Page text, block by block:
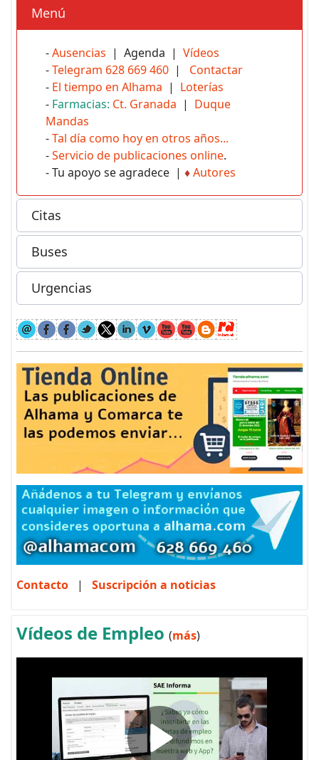
Menú
-Ausencias | Agenda | Vídeos
-Telegram 628 669 460 | Contactar
- El tiempo en Alhama | Loterías
- Farmacias: Ct. Granada | Duque
Mandas
-Tal día como hoy en otros años...
-Servicio de publicaciones online.
- Tu apoyo se agradece | ♦Autores
Citas
Buses
Urgencias
Contacto | Suscripción a noticias
Vídeos de Empleo (más)